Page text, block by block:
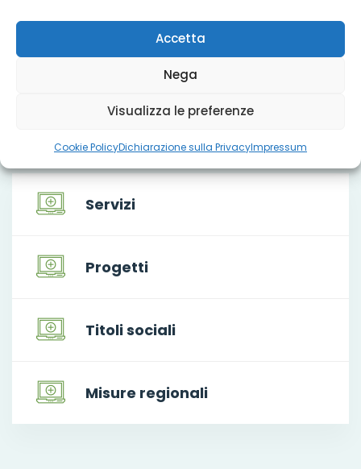
Accetta
Nega
Visualizza le preferenze
Cookie PolicyDichiarazione sulla PrivacyImpressum
Che cosa facciamo
Servizi
Progetti
Titoli sociali
Misure regionali